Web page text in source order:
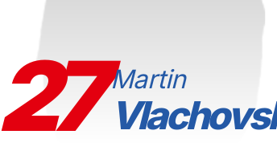
27 Martin